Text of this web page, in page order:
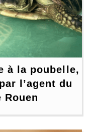
à la poubelle,
l’agent du